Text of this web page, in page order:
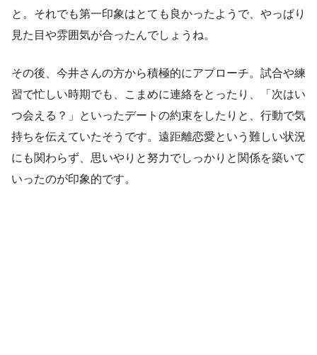
と。それでも第一印象はとても良かったようで、やっぱり
見た目や雰囲気が合ったんでしょうね。
その後、今井さんの方から積極的にアプローチ。試合や練
習で忙しい時期でも、こまめに連絡をとったり、「次はい
つ会える？」といったデートの約束をしたりと、行動で気
持ちを伝えていたそうです。遠距離恋愛という難しい状況
にも関わらず、思いやりと努力でしっかりと関係を築いて
いったのが印象的です。